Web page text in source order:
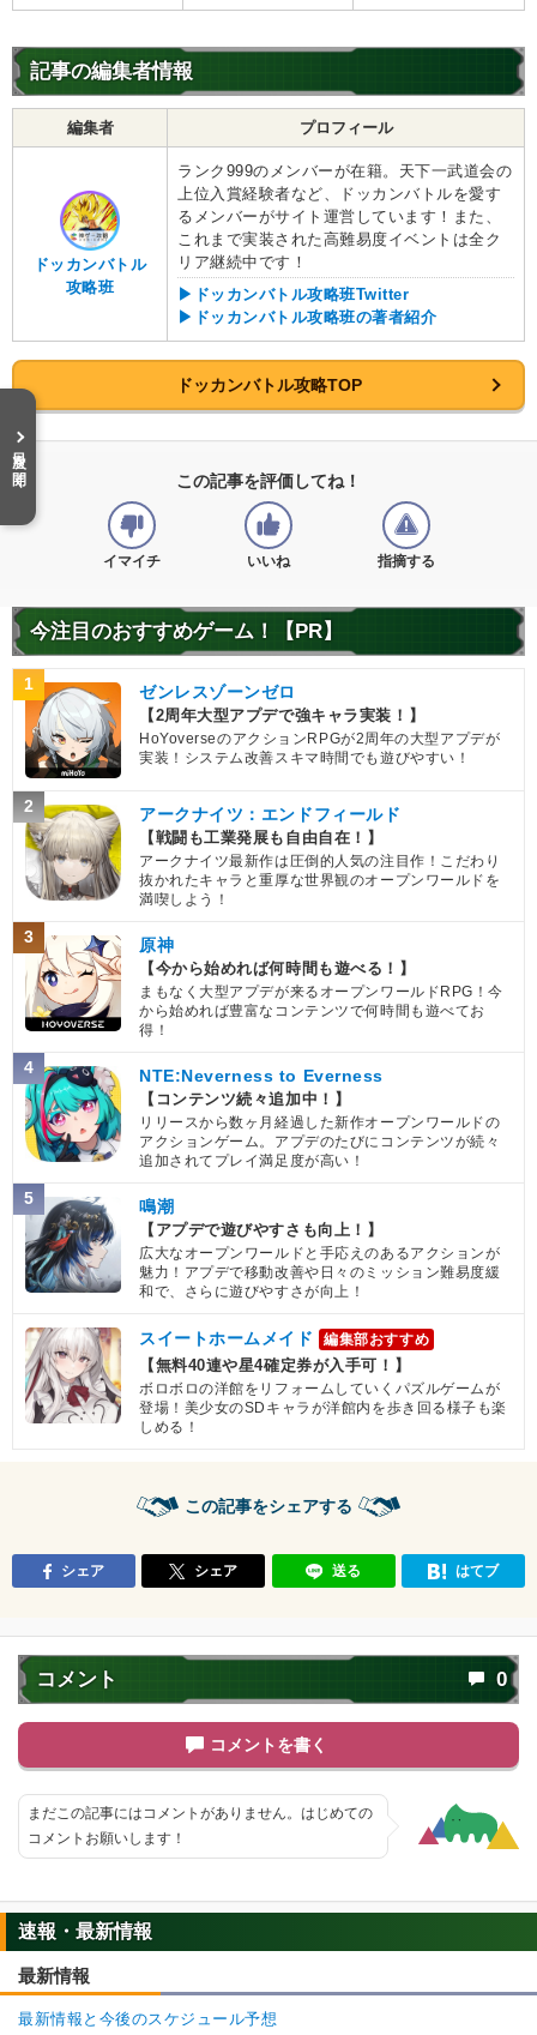
記事の編集者情報
編集者 プロフィール
ドッカンバトル
攻略班
ランク999のメンバーが在籍。天下一武道会の
上位入賞経験者など、ドッカンバトルを愛す
るメンバーがサイト運営しています！また、
これまで実装された高難易度イベントは全ク
リア継続中です！
▶ドッカンバトル攻略班Twitter
▶ドッカンバトル攻略班の著者紹介
ドッカンバトル攻略TOP
この記事を評価してね！
イマイチ いいね 指摘する
今注目のおすすめゲーム！【PR】
1 ゼンレスゾーンゼロ
【2周年大型アプデで強キャラ実装！】
HoYoverseのアクションRPGが2周年の大型アプデが
実装！システム改善スキマ時間でも遊びやすい！
2 アークナイツ：エンドフィールド
【戦闘も工業発展も自由自在！】
アークナイツ最新作は圧倒的人気の注目作！こだわり
抜かれたキャラと重厚な世界観のオープンワールドを
満喫しよう！
3 原神
【今から始めれば何時間も遊べる！】
まもなく大型アプデが来るオープンワールドRPG！今
から始めれば豊富なコンテンツで何時間も遊べてお
得！
4 NTE:Neverness to Everness
【コンテンツ続々追加中！】
リリースから数ヶ月経過した新作オープンワールドの
アクションゲーム。アプデのたびにコンテンツが続々
追加されてプレイ満足度が高い！
5 鳴潮
【アプデで遊びやすさも向上！】
広大なオープンワールドと手応えのあるアクションが
魅力！アプデで移動改善や日々のミッション難易度緩
和で、さらに遊びやすさが向上！
スイートホームメイド 編集部おすすめ
【無料40連や星4確定券が入手可！】
ボロボロの洋館をリフォームしていくパズルゲームが
登場！美少女のSDキャラが洋館内を歩き回る様子も楽
しめる！
この記事をシェアする
シェア シェア 送る はてブ
コメント 0
コメントを書く
まだこの記事にはコメントがありません。はじめての
コメントお願いします！
目次を開く
速報・最新情報
最新情報
最新情報と今後のスケジュール予想